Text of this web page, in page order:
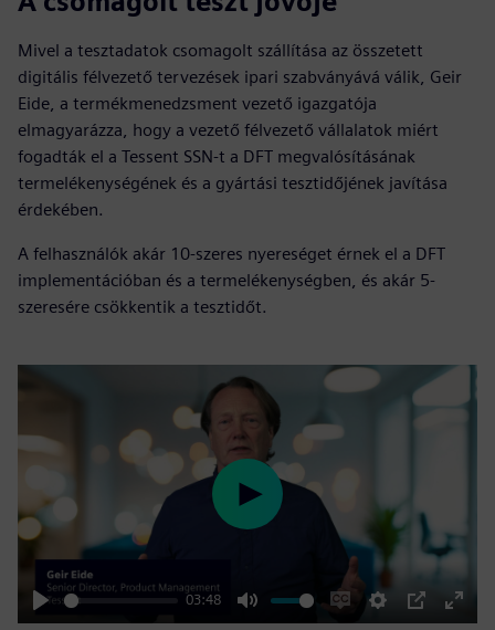
Mivel a tesztadatok csomagolt szállítása az összetett
digitális félvezető tervezések ipari szabványává válik, Geir
Eide, a termékmenedzsment vezető igazgatója
elmagyarázza, hogy a vezető félvezető vállalatok miért
fogadták el a Tessent SSN-t a DFT megvalósításának
termelékenységének és a gyártási tesztidőjének javítása
érdekében.
A felhasználók akár 10-szeres nyereséget érnek el a DFT
implementációban és a termelékenységben, és akár 5-
szeresére csökkentik a tesztidőt.
Play
03:48
Mute EnableSettings
PIP Enter
Play